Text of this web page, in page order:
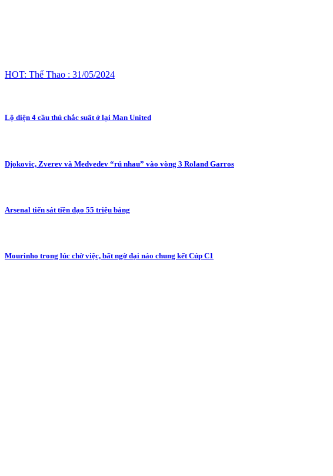
HOT: Thể Thao : 31/05/2024
Lộ diện 4 cầu thủ chắc suất ở lại Man United
Djokovic, Zverev và Medvedev “rủ nhau” vào vòng 3 Roland Garros
Arsenal tiến sát tiền đạo 55 triệu bảng
Mourinho trong lúc chờ việc, bất ngờ đại náo chung kết Cúp C1